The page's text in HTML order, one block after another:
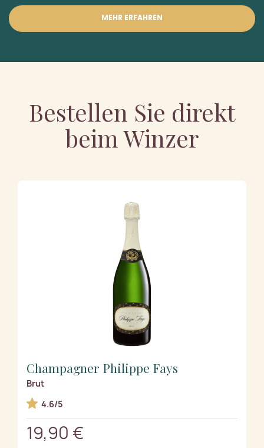
MEHR ERFAHREN
Bestellen Sie direkt
beim Winzer
Champagner Philippe Fays
Brut
4.6/5
19,90 €